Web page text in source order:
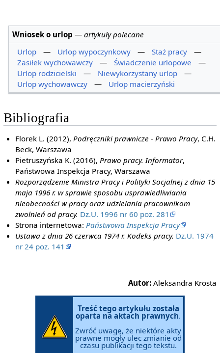
Wniosek o urlop —artykuły polecane
Urlop
— Urlop wypoczynkowy — Staż pracy
—
Zasiłek wychowawczy
— Świadczenie urlopowe
—
Urlop rodzicielski
— Niewykorzystany urlop
—
Urlop wychowawczy
— Urlop macierzyński
Bibliografia
Florek L. (2012), Podręczniki prawnicze - Prawo Pracy, C.H.
Beck, Warszawa
Pietruszyńska K. (2016), Prawo pracy. Informator,
Państwowa Inspekcja Pracy, Warszawa
Rozporządzenie Ministra Pracy i Polityki Socjalnej z dnia 15
maja 1996 r. w sprawie sposobu usprawiedliwiania
nieobecności w pracy oraz udzielania pracownikom
zwolnień od pracy. Dz.U. 1996 nr 60 poz. 281
Strona internetowa: Państwowa Inspekcja Pracy
Ustawa z dnia 26 czerwca 1974 r. Kodeks pracy. Dz.U. 1974
nr 24 poz. 141
Autor: Aleksandra Krosta
Treść tego artykułu została
oparta na aktach prawnych.
Zwróć uwagę, że niektóre akty
prawne mogły ulec zmianie od
czasu publikacji tego tekstu.